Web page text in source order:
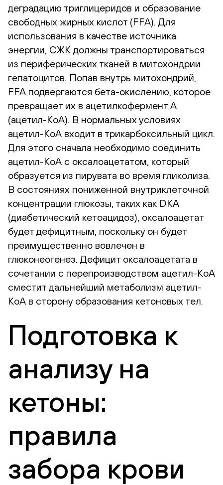
деградацию триглицеридов и образование
свободных жирных кислот (FFA). Для
использования в качестве источника
энергии, СЖК должны транспортироваться
из периферических тканей в митохондрии
гепатоцитов. Попав внутрь митохондрий,
FFA подвергаются бета-окислению, которое
превращает их в ацетилкофермент A
(ацетил-КоА). В нормальных условиях
ацетил-КоА входит в трикарбоксильный цикл.
Для этого сначала необходимо соединить
ацетил-КоА с оксалоацетатом, который
образуется из пирувата во время гликолиза.
В состояниях пониженной внутриклеточной
концентрации глюкозы, таких как DKA
(диабетический кетоацидоз), оксалоацетат
будет дефицитным, поскольку он будет
преимущественно вовлечен в
глюконеогенез. Дефицит оксалоацетата в
сочетании с перепроизводством ацетил-КоА
сместит дальнейший метаболизм ацетил-
КоА в сторону образования кетоновых тел.
Подготовка к
анализу на
кетоны:
правила
забора крови